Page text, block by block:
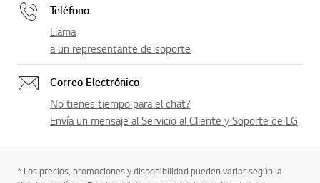
Teléfono
Llama
a un representante de soporte
Correo Electrónico
No tienes tiempo para el chat?
Envía un mensaje al Servicio al Cliente y Soporte de LG
* Los precios, promociones y disponibilidad pueden variar según la